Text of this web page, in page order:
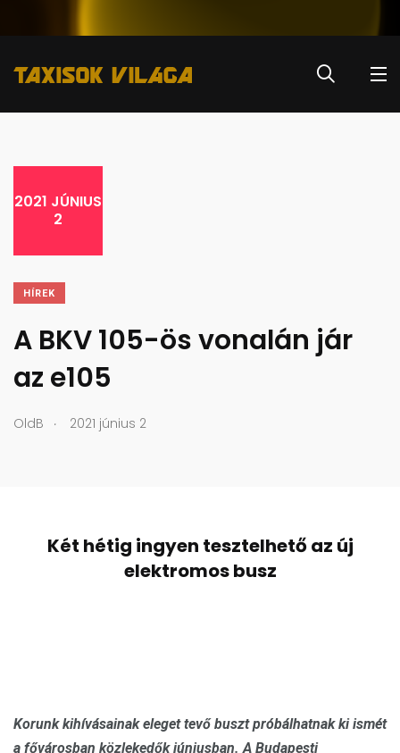
2021 JÚNIUS
2
HÍREK
A BKV 105-ös vonalán jár
az e105
OldB . 2021 június 2
Két hétig ingyen tesztelhető az új
elektromos busz
Korunk kihívásainak eleget tevő buszt próbálhatnak ki ismét
a fővárosban közlekedők júniusban. A Budapesti